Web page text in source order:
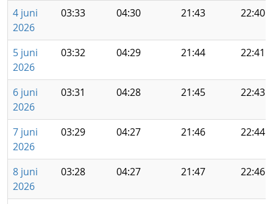
4 juni
2026
03:33 04:30 21:43 22:40
5 juni
2026
03:32 04:29 21:44 22:41
6 juni
2026
03:31 04:28 21:45 22:43
7 juni
2026
03:29 04:27 21:46 22:44
8 juni
2026
03:28 04:27 21:47 22:46